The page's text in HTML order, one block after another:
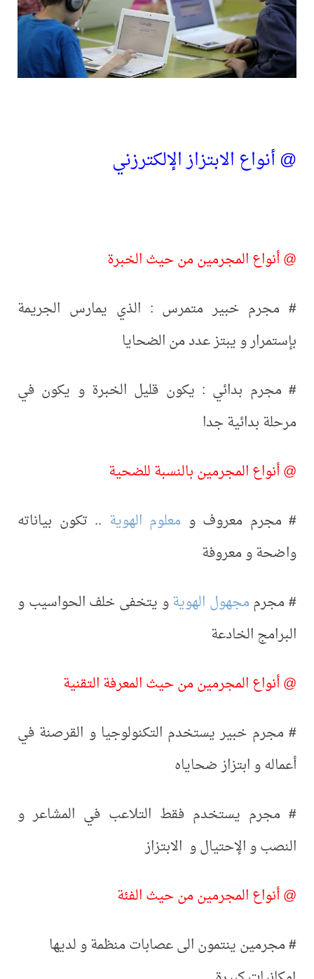
@ أنواع الابتزاز الإلكترزني
@ أنواع المجرمين من حيث الخبرة
# مجرم خبير متمرس : الذي يمارس الجريمة
بإستمرار و يبتز عدد من الضحايا
# مجرم بدائي : يكون قليل الخبرة و يكون في
مرحلة بدائية جدا
@ أنواع المجرمين بالنسبة للضحية
# مجرم معروف و معلوم الهوية .. تكون بياناته
واضحة و معروفة
#مجرممجهول الهويةو يتخفى خلف الحواسيب و
البرامج الخادعة
@ أنواع المجرمين من حيث المعرفة التقنية
# مجرم خبير يستخدم التكنولوجيا و القرصنة في
أعماله و ابتزاز ضحاياه
# مجرم يستخدم فقط التلاعب في المشاعر و
النصب و الإحتيال و الابتزاز
@ أنواع المجرمين من حيث الفئة
#مجرمين ينتمون الى عصابات منظمة و لديها